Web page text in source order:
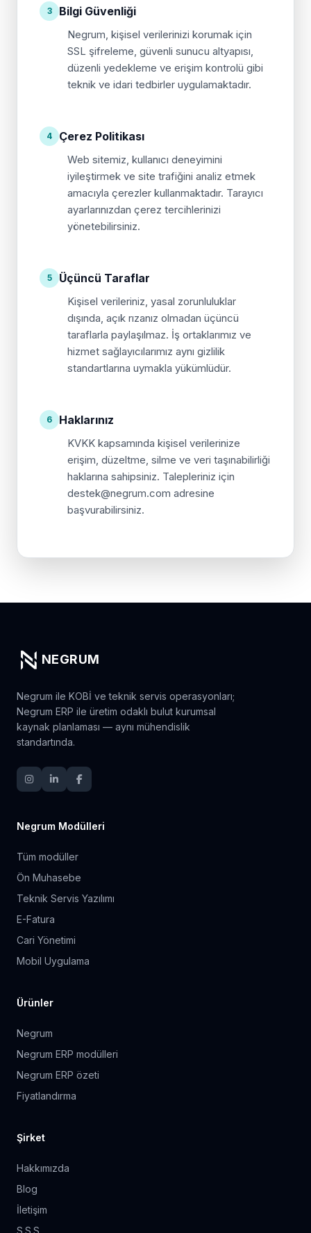
3 Bilgi Güvenliği
Negrum, kişisel verilerinizi korumak için
SSL şifreleme, güvenli sunucu altyapısı,
düzenli yedekleme ve erişim kontrolü gibi
teknik ve idari tedbirler uygulamaktadır.
4 Çerez Politikası
Web sitemiz, kullanıcı deneyimini
iyileştirmek ve site trafiğini analiz etmek
amacıyla çerezler kullanmaktadır. Tarayıcı
ayarlarınızdan çerez tercihlerinizi
yönetebilirsiniz.
5 Üçüncü Taraflar
Kişisel verileriniz, yasal zorunluluklar
dışında, açık rızanız olmadan üçüncü
taraflarla paylaşılmaz. İş ortaklarımız ve
hizmet sağlayıcılarımız aynı gizlilik
standartlarına uymakla yükümlüdür.
6 Haklarınız
KVKK kapsamında kişisel verilerinize
erişim, düzeltme, silme ve veri taşınabilirliği
haklarına sahipsiniz. Talepleriniz için
destek@negrum.com adresine
başvurabilirsiniz.
NEGRUM
Negrum ile KOBİ ve teknik servis operasyonları;
Negrum ERP ile üretim odaklı bulut kurumsal
kaynak planlaması — aynı mühendislik
standartında.
Negrum Modülleri
Tüm modüller
Ön Muhasebe
Teknik Servis Yazılımı
E-Fatura
Cari Yönetimi
Mobil Uygulama
Ürünler
Negrum
Negrum ERP modülleri
Negrum ERP özeti
Fiyatlandırma
Şirket
Hakkımızda
Blog
İletişim
S.S.S